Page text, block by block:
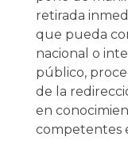
retirada
que pueda
nacional o
público,
de la
en
competentes